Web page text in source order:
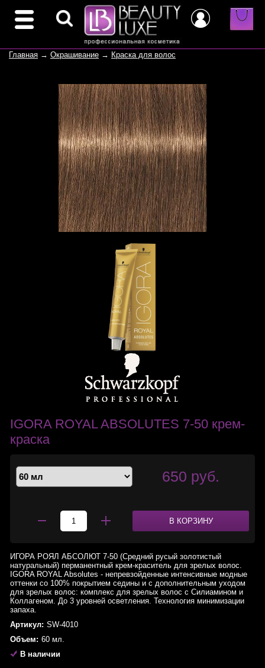
Главная → Окрашивание → Краска для волос
IGORA ROYAL ABSOLUTES 7-50 крем-
краска
650 руб.
В КОРЗИНУ
ИГОРА РОЯЛ АБСОЛЮТ 7-50 (Средний русый золотистый
натуральный) перманентный крем-краситель для зрелых волос.
IGORA ROYAL Absolutes - непревзойденные интенсивные модные
оттенки со 100% покрытием седины и с дополнительным уходом
для зрелых волос: комплекс для зрелых волос с Силиамином и
Коллагеном. До 3 уровней осветления. Технология минимизации
запаха.
Артикул: SW-4010
Объем: 60 мл.
В наличии